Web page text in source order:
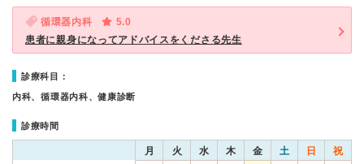
循環器内科
5.0
患者に親身になってアドバイスをくださる先生
診療科目：
内科、循環器内科、健康診断
診療時間
月 火 水 木 金 土 日 祝